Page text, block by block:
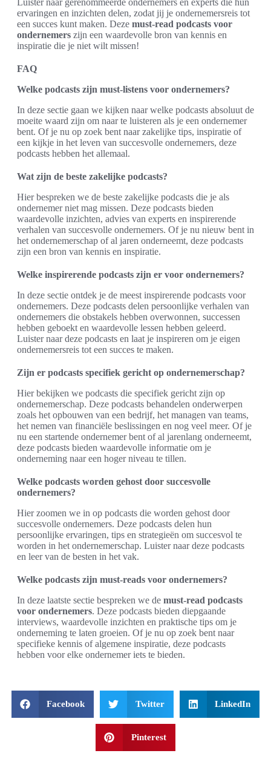
Luister naar gerenommeerde ondernemers en experts die hun
ervaringen en inzichten delen, zodat jij je ondernemersreis tot
een succes kunt maken. Deze must-read podcasts voor
ondernemers zijn een waardevolle bron van kennis en
inspiratie die je niet wilt missen!
FAQ
Welke podcasts zijn must-listens voor ondernemers?
In deze sectie gaan we kijken naar welke podcasts absoluut de
moeite waard zijn om naar te luisteren als je een ondernemer
bent. Of je nu op zoek bent naar zakelijke tips, inspiratie of
een kijkje in het leven van succesvolle ondernemers, deze
podcasts hebben het allemaal.
Wat zijn de beste zakelijke podcasts?
Hier bespreken we de beste zakelijke podcasts die je als
ondernemer niet mag missen. Deze podcasts bieden
waardevolle inzichten, advies van experts en inspirerende
verhalen van succesvolle ondernemers. Of je nu nieuw bent in
het ondernemerschap of al jaren onderneemt, deze podcasts
zijn een bron van kennis en inspiratie.
Welke inspirerende podcasts zijn er voor ondernemers?
In deze sectie ontdek je de meest inspirerende podcasts voor
ondernemers. Deze podcasts delen persoonlijke verhalen van
ondernemers die obstakels hebben overwonnen, successen
hebben geboekt en waardevolle lessen hebben geleerd.
Luister naar deze podcasts en laat je inspireren om je eigen
ondernemersreis tot een succes te maken.
Zijn er podcasts specifiek gericht op ondernemerschap?
Hier bekijken we podcasts die specifiek gericht zijn op
ondernemerschap. Deze podcasts behandelen onderwerpen
zoals het opbouwen van een bedrijf, het managen van teams,
het nemen van financiële beslissingen en nog veel meer. Of je
nu een startende ondernemer bent of al jarenlang onderneemt,
deze podcasts bieden waardevolle informatie om je
onderneming naar een hoger niveau te tillen.
Welke podcasts worden gehost door succesvolle
ondernemers?
Hier zoomen we in op podcasts die worden gehost door
succesvolle ondernemers. Deze podcasts delen hun
persoonlijke ervaringen, tips en strategieën om succesvol te
worden in het ondernemerschap. Luister naar deze podcasts
en leer van de besten in het vak.
Welke podcasts zijn must-reads voor ondernemers?
In deze laatste sectie bespreken we de must-read podcasts
voor ondernemers. Deze podcasts bieden diepgaande
interviews, waardevolle inzichten en praktische tips om je
onderneming te laten groeien. Of je nu op zoek bent naar
specifieke kennis of algemene inspiratie, deze podcasts
hebben voor elke ondernemer iets te bieden.
Facebook Twitter LinkedIn
Pinterest